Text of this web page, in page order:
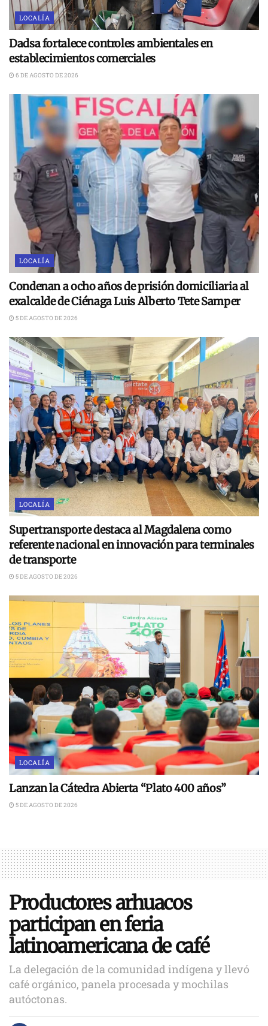
LOCALÍA
Dadsa fortalece controles ambientales en
establecimientos comerciales
6 DE AGOSTO DE 2026
LOCALÍA
Condenan a ocho años de prisión domiciliaria al
exalcalde de Ciénaga Luis Alberto Tete Samper
5 DE AGOSTO DE 2026
LOCALÍA
Supertransporte destaca al Magdalena como
referente nacional en innovación para terminales
de transporte
5 DE AGOSTO DE 2026
LOCALÍA
Lanzan la Cátedra Abierta “Plato 400 años”
5 DE AGOSTO DE 2026
Productores arhuacos
participan en feria
latinoamericana de café
La delegación de la comunidad indígena y llevó
café orgánico, panela procesada y mochilas
autóctonas.